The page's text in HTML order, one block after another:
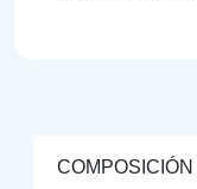
COMPOSICIÓN